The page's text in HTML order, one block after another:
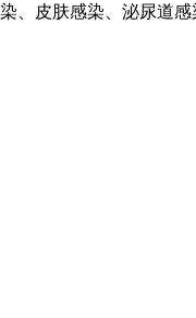
、皮肤感染、泌尿道